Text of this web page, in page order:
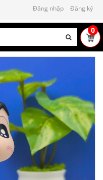
Đăng nhập Đăng ký
0